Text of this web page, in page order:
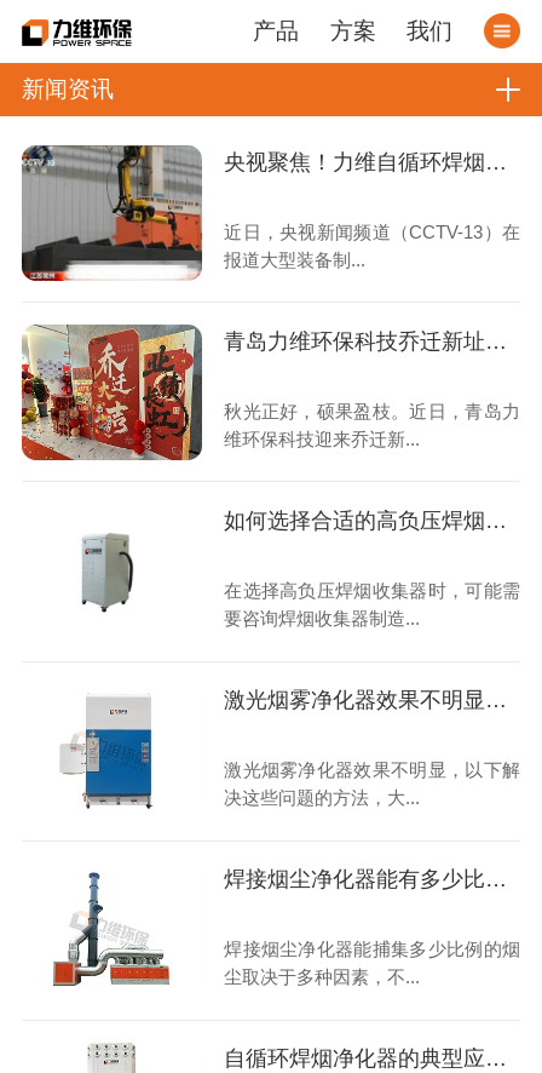
产品 方案 我们
新闻资讯
央视聚焦！力维自循环焊烟净化器助力变压器巨头打造绿色智造新标杆
近日，央视新闻频道（CCTV-13）在
报道大型装备制...
青岛力维环保科技乔迁新址：启航绿色发展新征程
秋光正好，硕果盈枝。近日，青岛力
维环保科技迎来乔迁新...
如何选择合适的高负压焊烟收集器？
在选择高负压焊烟收集器时，可能需
要咨询焊烟收集器制造...
激光烟雾净化器效果不明显，如何解决呢？
激光烟雾净化器效果不明显，以下解
决这些问题的方法，大...
焊接烟尘净化器能有多少比例的烟尘被捕集？
焊接烟尘净化器能捕集多少比例的烟
尘取决于多种因素，不...
自循环焊烟净化器的典型应用场景